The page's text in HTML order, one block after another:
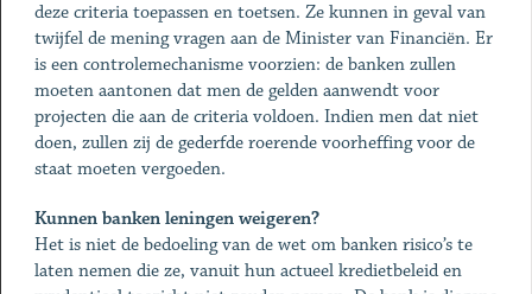
deze criteria toepassen en toetsen. Ze kunnen in geval van
twijfel de mening vragen aan de Minister van Financiën. Er
is een controlemechanisme voorzien: de banken zullen
moeten aantonen dat men de gelden aanwendt voor
projecten die aan de criteria voldoen. Indien men dat niet
doen, zullen zij de gederfde roerende voorheffing voor de
staat moeten vergoeden.
Kunnen banken leningen weigeren?
Het is niet de bedoeling van de wet om banken risico’s te
laten nemen die ze, vanuit hun actueel kredietbeleid en